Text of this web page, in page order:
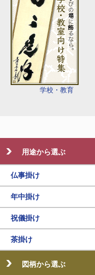
学校・教育
用途から選ぶ
仏事掛け
年中掛け
祝儀掛け
茶掛け
図柄から選ぶ